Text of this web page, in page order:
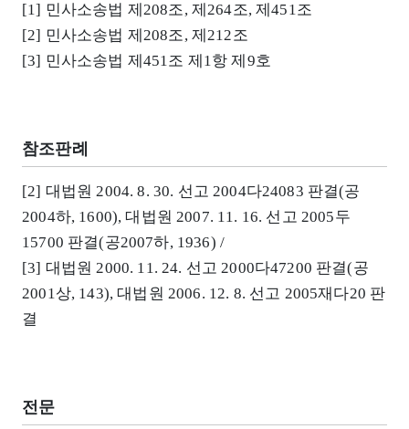
[1] 민사소송법 제208조, 제264조, 제451조
[2] 민사소송법 제208조, 제212조
[3] 민사소송법 제451조 제1항 제9호
참조판례
[2] 대법원 2004. 8. 30. 선고 2004다24083 판결(공
2004하, 1600), 대법원 2007. 11. 16. 선고 2005두
15700 판결(공2007하, 1936) /
[3] 대법원 2000. 11. 24. 선고 2000다47200 판결(공
2001상, 143), 대법원 2006. 12. 8. 선고 2005재다20 판
결
전문